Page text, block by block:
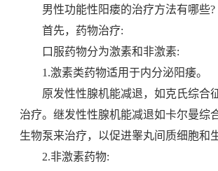
男性功能性阳瘘的治疗方法有哪些?
首先，药物治疗:
口服药物分为激素和非激素:
1.激素类药物适用于内分泌阳痿。
原发性性腺机能减退，如克氏综合
治疗。继发性性腺机能减退如卡尔曼综
生物泵来治疗，以促进睾丸间质细胞和
2.非激素药物: